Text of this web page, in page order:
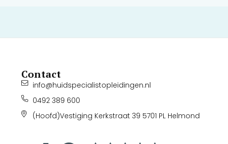
Contact
info@huidspecialistopleidingen.nl
0492 389 600
(Hoofd)Vestiging Kerkstraat 39 5701 PL Helmond